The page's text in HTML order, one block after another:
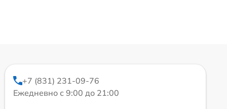
+7 (831) 231-09-76
Ежедневно с 9:00 до 21:00